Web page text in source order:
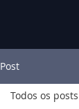
Post
Todos os posts